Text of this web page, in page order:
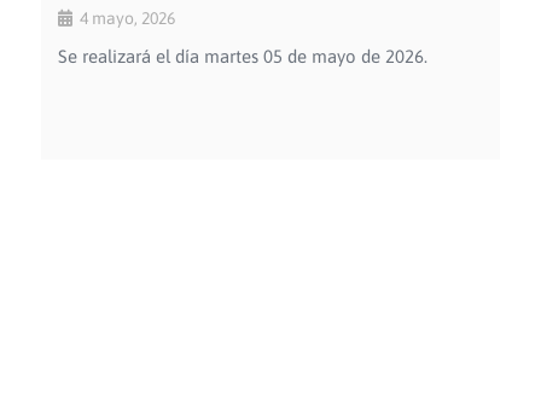
4 mayo, 2026
Se realizará el día martes 05 de mayo de 2026.